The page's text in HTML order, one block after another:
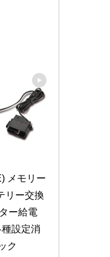
メモリー
リー交換
ー給電
設定消
ク